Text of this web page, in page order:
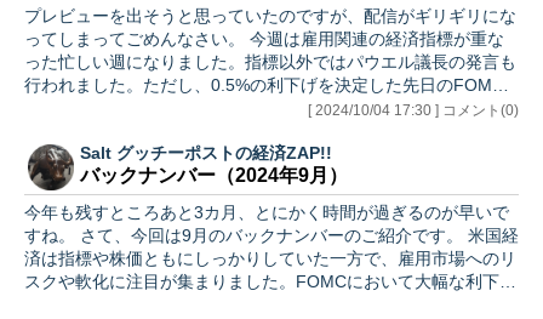
プレビューを出そうと思っていたのですが、配信がギリギリにな
ってしまってごめんなさい。 今週は雇用関連の経済指標が重な
った忙しい週になりました。指標以外ではパウエル議長の発言も
行われました。ただし、0.5%の利下げを決定した先日のFOMC
[ 2024/10/04 17:30 ] コメント(0)
Salt グッチーポストの経済ZAP!!
バックナンバー（2024年9月）
今年も残すところあと3カ月、とにかく時間が過ぎるのが早いで
すね。 さて、今回は9月のバックナンバーのご紹介です。 米国経
済は指標や株価ともにしっかりしていた一方で、雇用市場へのリ
スクや軟化に注目が集まりました。FOMCにおいて大幅な利下…